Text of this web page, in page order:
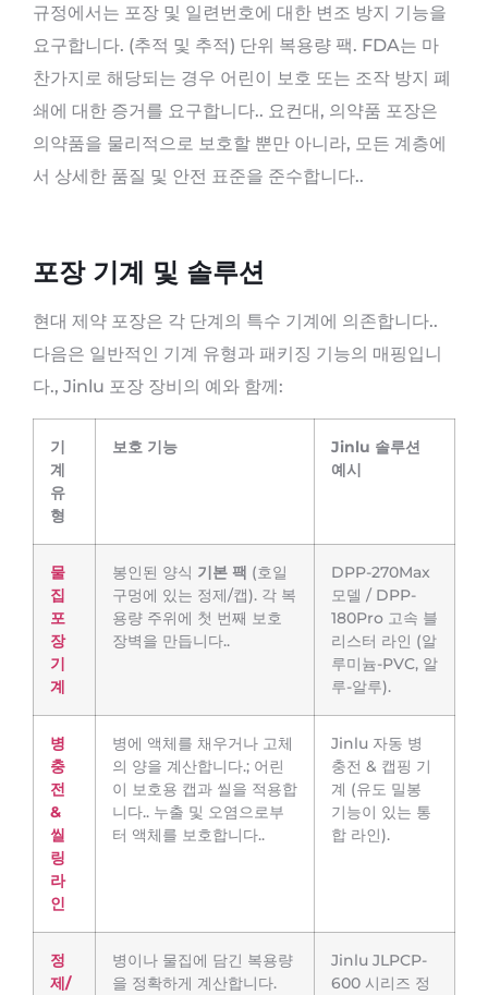
규정에서는 포장 및 일련번호에 대한 변조 방지 기능을
요구합니다. (추적 및 추적) 단위 복용량 팩. FDA는 마
찬가지로 해당되는 경우 어린이 보호 또는 조작 방지 폐
쇄에 대한 증거를 요구합니다.. 요컨대, 의약품 포장은
의약품을 물리적으로 보호할 뿐만 아니라, 모든 계층에
서 상세한 품질 및 안전 표준을 준수합니다..
포장 기계 및 솔루션
현대 제약 포장은 각 단계의 특수 기계에 의존합니다..
다음은 일반적인 기계 유형과 패키징 기능의 매핑입니
다., Jinlu 포장 장비의 예와 함께:
기
계
유
형
보호 기능
Jinlu 솔루션
예시
물
집
포
장
기
계
봉인된 양식 기본 팩 (호일
구멍에 있는 정제/캡). 각 복
용량 주위에 첫 번째 보호
장벽을 만듭니다..
DPP-270Max
모델 / DPP-
180Pro 고속 블
리스터 라인 (알
루미늄-PVC, 알
루-알루).
병
충
전
&
씰
링
라
인
병에 액체를 채우거나 고체
의 양을 계산합니다.; 어린
이 보호용 캡과 씰을 적용합
니다.. 누출 및 오염으로부
터 액체를 보호합니다..
Jinlu 자동 병
충전 & 캡핑 기
계 (유도 밀봉
기능이 있는 통
합 라인).
정
제/
병이나 물집에 담긴 복용량
을 정확하게 계산합니다.
Jinlu JLPCP-
600 시리즈 정